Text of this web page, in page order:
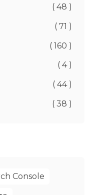
( 48 )
( 71 )
( 160 )
( 4 )
( 44 )
( 38 )
Console